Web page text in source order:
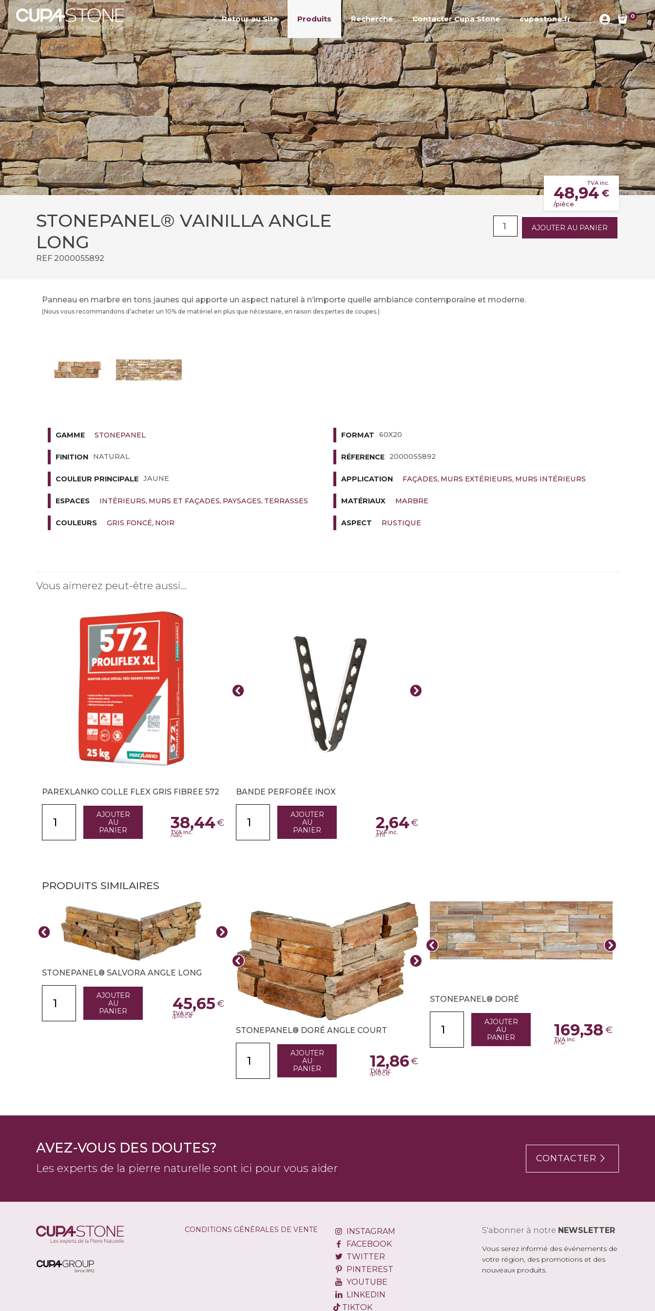
Retour au Site Produits Recherche Contacter Cupa Stone cupastone.fr 0
STONEPANEL® VAINILLA ANGLE
LONG
REF 2000055892
48,94 €
TVA inc.
/pièce
AJOUTER AU PANIER
Panneau en marbre en tons jaunes qui apporte un aspect naturel à n’importe quelle ambiance contemporaine et moderne.
(Nous vous recommandons d’acheter un 10% de matériel en plus que nécessaire, en raison des pertes de coupes.)
GAMME STONEPANEL FORMAT 60X20
FINITION NATURAL RÉFERENCE 2000055892
COULEUR PRINCIPALE JAUNE APPLICATION FAÇADES MURS EXTÉRIEURS MURS INTÉRIEURS
ESPACES INTÉRIEURS MURS ET FAÇADES PAYSAGES TERRASSES MATÉRIAUX MARBRE
COULEURS GRIS FONCÉ NOIR ASPECT RUSTIQUE
Vous aimerez peut-être aussi…
PAREXLANKO COLLE FLEX GRIS FIBREE 572
AJOUTER
AU
PANIER
38,44€
TVA inc.
/sac
BANDE PERFORÉE INOX
AJOUTER
AU
PANIER
2,64€
TVA inc.
/ml
PRODUITS SIMILAIRES
STONEPANEL® SALVORA ANGLE LONG
AJOUTER
AU
PANIER
45,65€
TVA inc.
/pièce
STONEPANEL® DORÉ ANGLE COURT
AJOUTER
AU
PANIER
12,86€
TVA inc.
/pièce
STONEPANEL® DORÉ
AJOUTER
AU
PANIER
169,38 €
TVA inc.
/m2
AVEZ-VOUS DES DOUTES?
Les experts de la pierre naturelle sont ici pour vous aider
CONTACTER
CONDITIONS GÉNÉRALES DE VENTE
INSTAGRAM
FACEBOOK
TWITTER
PINTEREST
YOUTUBE
LINKEDIN
TIKTOK
S'abonner à notre NEWSLETTER
Vous serez informé des événements de
votre région, des promotions et des
nouveaux produits.